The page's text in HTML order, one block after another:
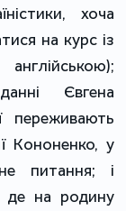
хоча
на курс із
Євгена
переживають
Кононенко, у
питання; і
де на родину